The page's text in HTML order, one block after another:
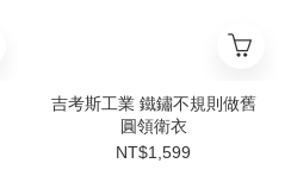
吉考斯工業 鐵鏽不規則做舊
圓領衛衣
NT$1,599